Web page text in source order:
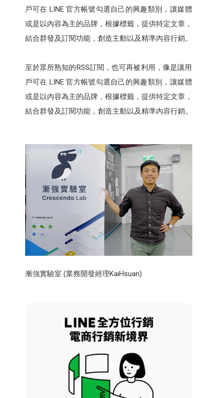
戶可在 LINE 官方帳號勾選自己的興趣類別，讓媒體
或是以內容為主的品牌，根據標籤，提供特定文章，
結合群發及訂閱功能，創造主動以及精準內容行銷。
至於眾所熟知的RSS訂閱，也可再被利用，像是讓用
戶可在 LINE 官方帳號勾選自己的興趣類別，讓媒體
或是以內容為主的品牌，根據標籤，提供特定文章，
結合群發及訂閱功能，創造主動以及精準內容行銷。
漸強實驗室 (業務開發經理KaiHsuan)